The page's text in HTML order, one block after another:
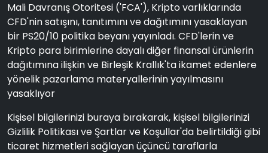
Mali Davranış Otoritesi ('FCA'), Kripto varlıklarında
CFD'nin satışını, tanıtımını ve dağıtımını yasaklayan
bir PS20/10 politika beyanı yayınladı. CFD'lerin ve
Kripto para birimlerine dayalı diğer finansal ürünlerin
dağıtımına ilişkin ve Birleşik Krallık'ta ikamet edenlere
yönelik pazarlama materyallerinin yayılmasını
yasaklıyor
Kişisel bilgilerinizi buraya bırakarak, kişisel bilgilerinizi
Gizlilik Politikası ve Şartlar ve Koşullar'da belirtildiği gibi
ticaret hizmetleri sağlayan üçüncü taraflarla